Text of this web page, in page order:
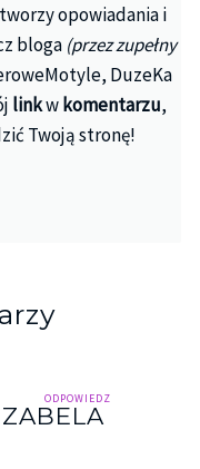
opowiadania i
bloga (przez zupełny
DuzeKa
linkwkomentarzu,
Twoją stronę!
ODPOWIEDZ